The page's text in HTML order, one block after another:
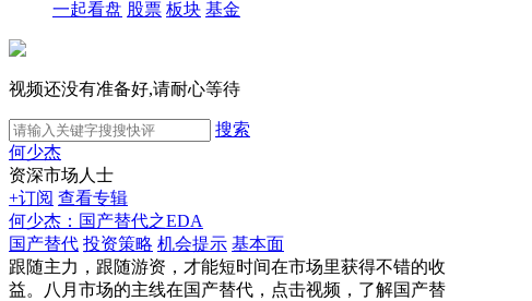
一起看盘 股票 板块 基金
视频还没有准备好,请耐心等待
搜索
何少杰
资深市场人士
+订阅 查看专辑
何少杰：国产替代之EDA
国产替代 投资策略 机会提示 基本面
跟随主力，跟随游资，才能短时间在市场里获得不错的收
益。八月市场的主线在国产替代，点击视频，了解国产替